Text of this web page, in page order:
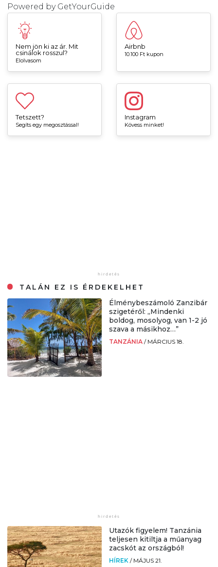
Powered by GetYourGuide
Nem jön ki az ár. Mit
csinálok rosszul?
Elolvasom
Airbnb
10.100 Ft kupon
Tetszett?
Segíts egy megosztással!
Instagram
Kövess minket!
TALÁN EZ IS ÉRDEKELHET
Élménybeszámoló Zanzibár
szigetéről: „Mindenki
boldog, mosolyog, van 1-2 jó
szava a másikhoz…”
TANZÁNIA / MÁRCIUS 18.
Utazók figyelem! Tanzánia
teljesen kitiltja a műanyag
zacskót az országból!
HÍREK / MÁJUS 21.